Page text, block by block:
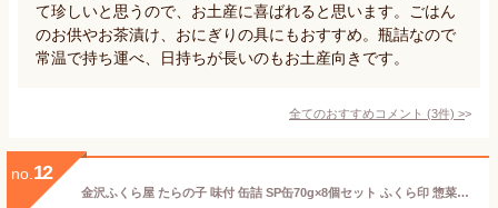
て珍しいと思うので、お土産に喜ばれると思います。ごはん
のお供やお茶漬け、おにぎりの具にもおすすめ。瓶詰なので
常温で持ち運べ、日持ちが長いのもお土産向きです。
全てのおすすめコメント (3件) >
no. 12
金沢ふくら屋 たらの子 味付 缶詰 SP缶70g×8個セット ふくら印 惣菜 おかず ごはんのお供 おつまみ 魚卵 ご当地グルメ